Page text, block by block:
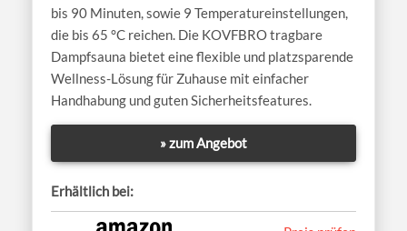
bis 90 Minuten, sowie 9 Temperatureinstellungen,
die bis 65 °C reichen. Die KOVFBRO tragbare
Dampfsauna bietet eine flexible und platzsparende
Wellness-Lösung für Zuhause mit einfacher
Handhabung und guten Sicherheitsfeatures.
» zum Angebot
Erhältlich bei: